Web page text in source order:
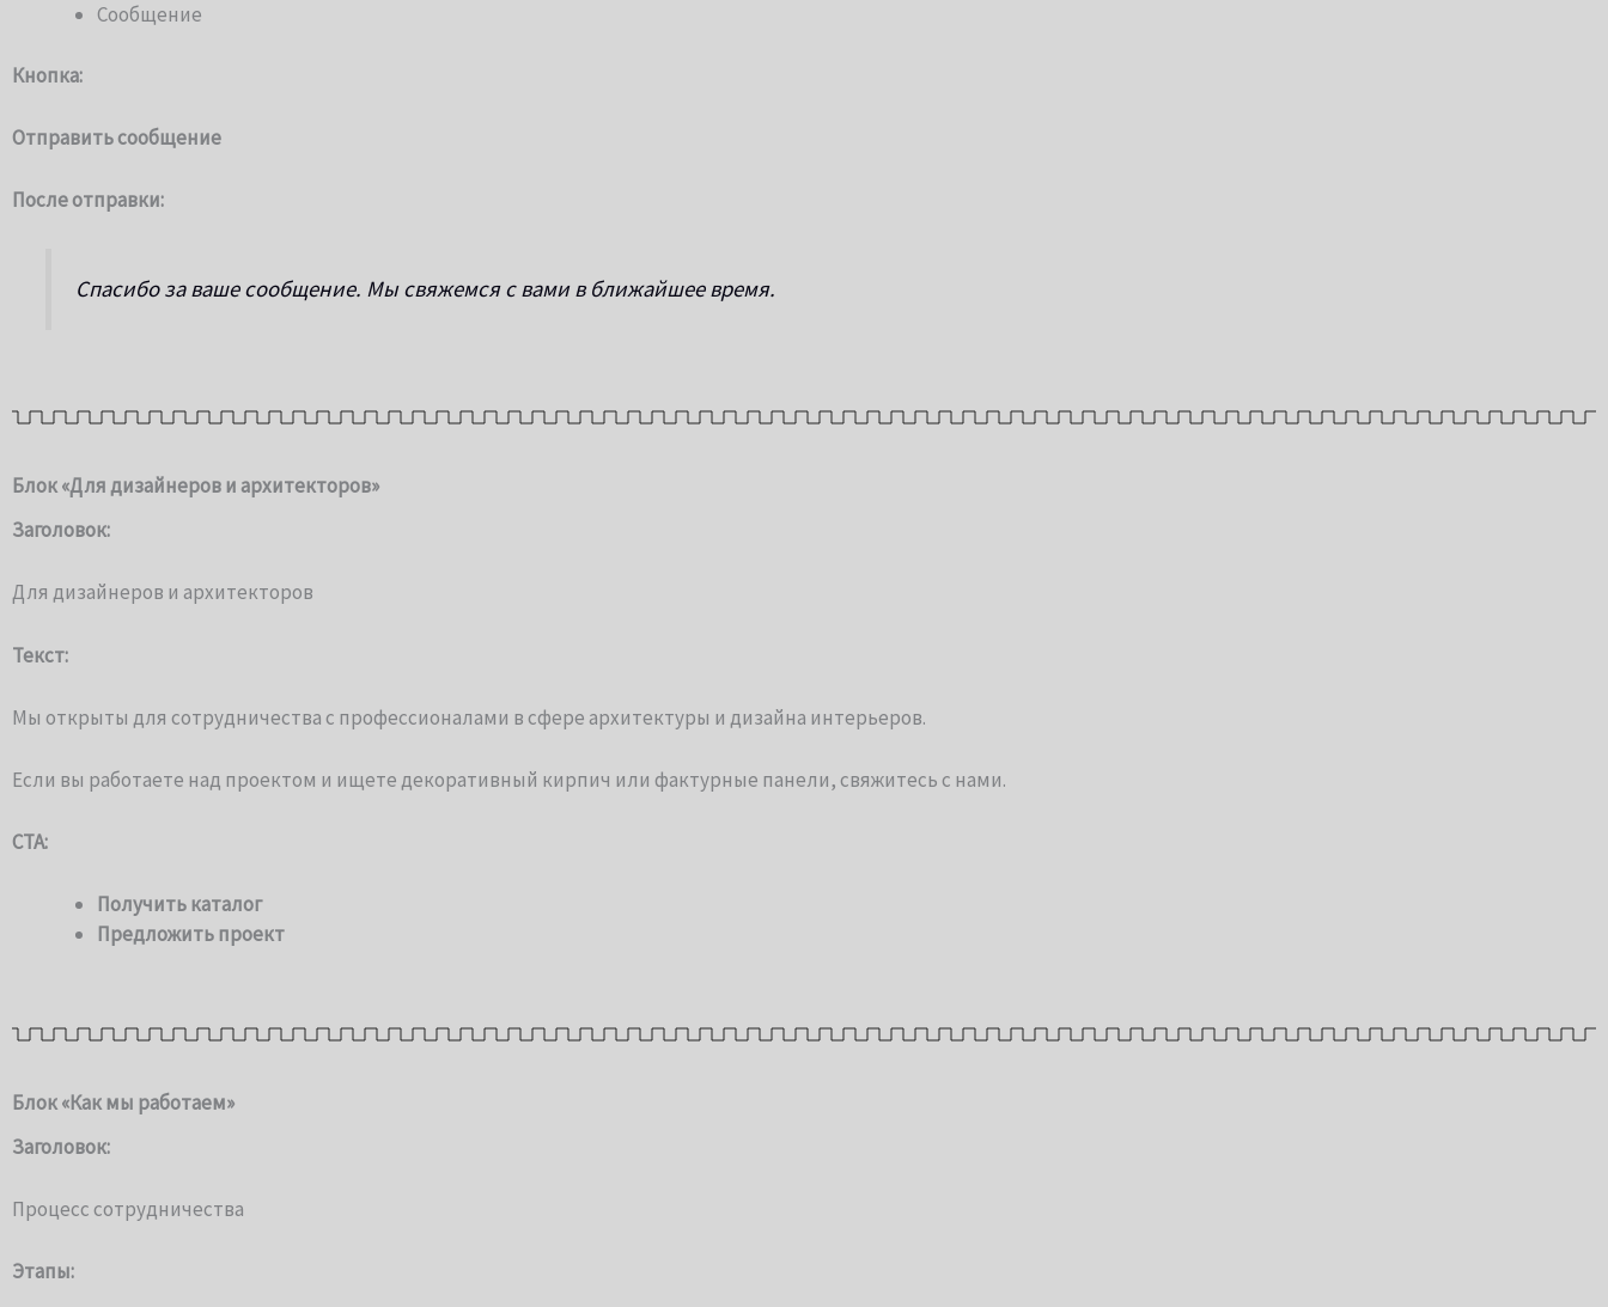
Сообщение
Кнопка:
Отправить сообщение
После отправки:
Спасибо за ваше сообщение. Мы свяжемся с вами в ближайшее время.
Блок «Для дизайнеров и архитекторов»
Заголовок:
Для дизайнеров и архитекторов
Текст:
Мы открыты для сотрудничества с профессионалами в сфере архитектуры и дизайна интерьеров.
Если вы работаете над проектом и ищете декоративный кирпич или фактурные панели, свяжитесь с нами.
CTA:
Получить каталог
Предложить проект
Блок «Как мы работаем»
Заголовок:
Процесс сотрудничества
Этапы: